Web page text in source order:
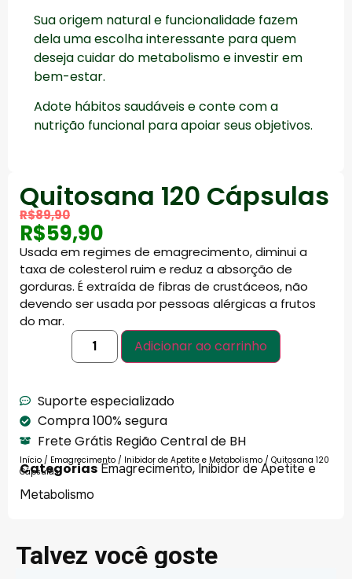
Sua origem natural e funcionalidade fazem
dela uma escolha interessante para quem
deseja cuidar do metabolismo e investir em
bem-estar.
Adote hábitos saudáveis e conte com a
nutrição funcional para apoiar seus objetivos.
Quitosana 120 Cápsulas
R$89,90
R$59,90
Usada em regimes de emagrecimento, diminui a
taxa de colesterol ruim e reduz a absorção de
gorduras. É extraída de fibras de crustáceos, não
devendo ser usada por pessoas alérgicas a frutos
do mar.
Adicionar ao carrinho
Suporte especializado
Compra 100% segura
Frete Grátis Região Central de BH
Início / Emagrecimento / Inibidor de Apetite e Metabolismo / Quitosana 120
Cápsulas
CategoriasEmagrecimento,Inibidor de Apetite e
Metabolismo
Talvez você goste